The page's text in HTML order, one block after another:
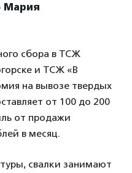
Мария
сбора в ТСЖ
и ТСЖ «В
на вывозе твердых
от 100 до 200
от продажи
в месяц.
свалки занимают